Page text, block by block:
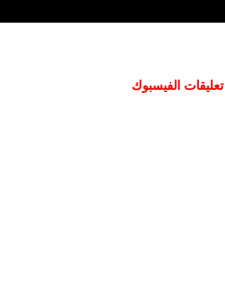
تعليقات الفيسبوك